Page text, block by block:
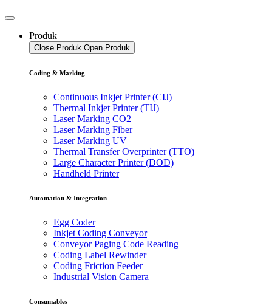
Produk
Close Produk Open Produk
Coding & Marking
Continuous Inkjet Printer (CIJ)
Thermal Inkjet Printer (TIJ)
Laser Marking CO2
Laser Marking Fiber
Laser Marking UV
Thermal Transfer Overprinter (TTO)
Large Character Printer (DOD)
Handheld Printer
Automation & Integration
Egg Coder
Inkjet Coding Conveyor
Conveyor Paging Code Reading
Coding Label Rewinder
Coding Friction Feeder
Industrial Vision Camera
Consumables